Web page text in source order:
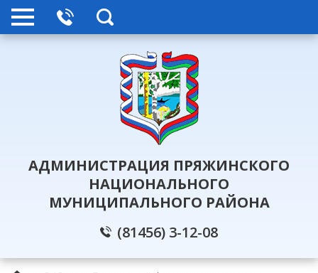
АДМИНИСТРАЦИЯ ПРЯЖИНСКОГО
НАЦИОНАЛЬНОГО
МУНИЦИПАЛЬНОГО РАЙОНА
(81456) 3-12-08